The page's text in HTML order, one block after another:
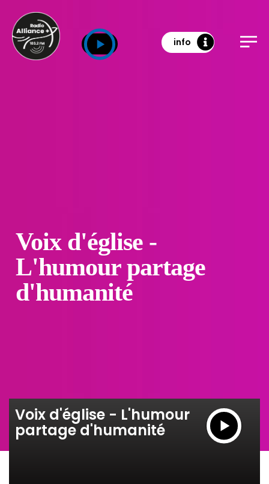
info
Voix d'église -
L'humour partage
d'humanité
Voix d'église - L'humour
partage d'humanité